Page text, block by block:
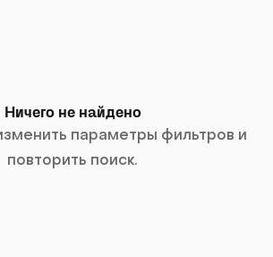
Ничего не найдено
параметры фильтров и
повторить поиск.